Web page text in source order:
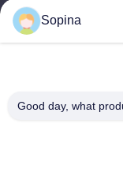
86-13539447986
Gute Qualität
Sopina
Good day, what